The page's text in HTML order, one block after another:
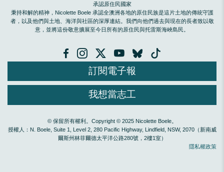
承認原住民國家
秉持和解的精神，Nicolette Boele 承認全澳洲各地的原住民族是這片土地的傳統守護
者，以及他們與土地、海洋與社區的深厚連結。我們向他們過去與現在的長者致以敬
意，並將這份敬意擴展至今日所有的原住民與托雷斯海峽島民。
訂閱電子報
我想當志工
© 保留所有權利。Copyright © 2025 Nicolette Boele。
授權人：N. Boele, Suite 1, Level 2, 280 Pacific Highway, Lindfield, NSW, 2070（新南威
爾斯州林菲爾德太平洋公路280號，2樓1室）
隱私權政策